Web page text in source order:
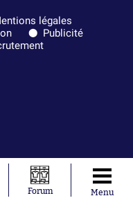
légales
Publicité
Forum Menu